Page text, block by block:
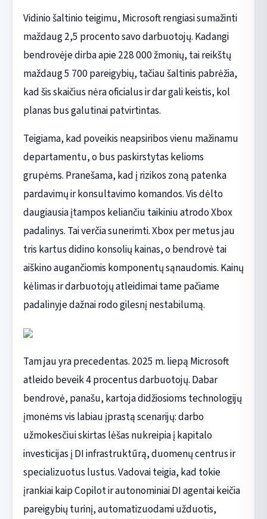
Vidinio šaltinio teigimu, Microsoft rengiasi sumažinti
maždaug 2,5 procento savo darbuotojų. Kadangi
bendrovėje dirba apie 228 000 žmonių, tai reikštų
maždaug 5 700 pareigybių, tačiau šaltinis pabrėžia,
kad šis skaičius nėra oficialus ir dar gali keistis, kol
planas bus galutinai patvirtintas.
Teigiama, kad poveikis neapsiribos vienu mažinamu
departamentu, o bus paskirstytas kelioms
grupėms. Pranešama, kad į rizikos zoną patenka
pardavimų ir konsultavimo komandos. Vis dėlto
daugiausia įtampos keliančiu taikiniu atrodo Xbox
padalinys. Tai verčia sunerimti. Xbox per metus jau
tris kartus didino konsolių kainas, o bendrovė tai
aiškino augančiomis komponentų sąnaudomis. Kainų
kėlimas ir darbuotojų atleidimai tame pačiame
padalinyje dažnai rodo gilesnį nestabilumą.
Tam jau yra precedentas. 2025 m. liepą Microsoft
atleido beveik 4 procentus darbuotojų. Dabar
bendrovė, panašu, kartoja didžiosioms technologijų
įmonėms vis labiau įprastą scenarijų: darbo
užmokesčiui skirtas lėšas nukreipia į kapitalo
investicijas į DI infrastruktūrą, duomenų centrus ir
specializuotus lustus. Vadovai teigia, kad tokie
įrankiai kaip Copilot ir autonominiai DI agentai keičia
pareigybių turinį, automatizuodami užduotis,